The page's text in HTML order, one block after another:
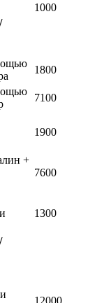
1000
1800
7100
1900
+
7600
1300
12000